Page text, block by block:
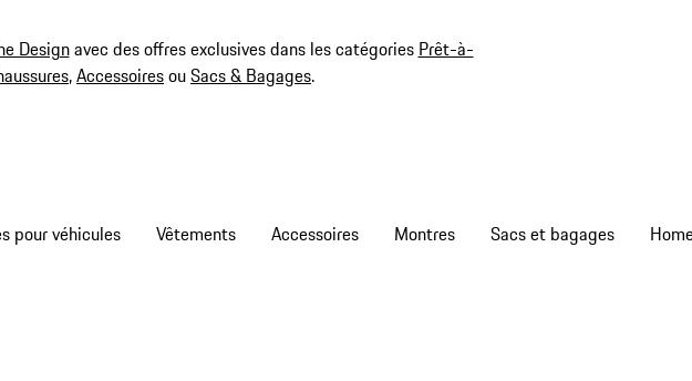
Designavec des offres exclusives dans les catégories Prêt-à-
,AccessoiresouSacs & Bagages.
pour véhicules Vêtements Accessoires Montres Sacs et bagages